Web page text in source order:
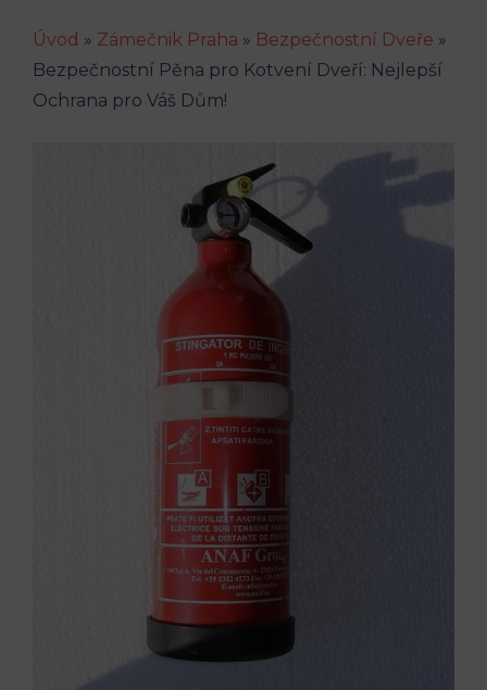
Úvod » Zámečnik Praha » Bezpečnostní Dveře »
Bezpečnostní Pěna pro Kotvení Dveří: Nejlepší
Ochrana pro Váš Dům!